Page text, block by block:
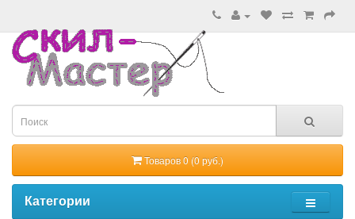
Товаров 0 (0 руб.)
Категории